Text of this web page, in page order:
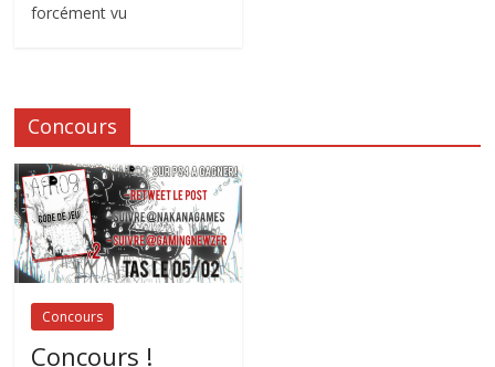
forcément vu
Concours
Concours
Concours !